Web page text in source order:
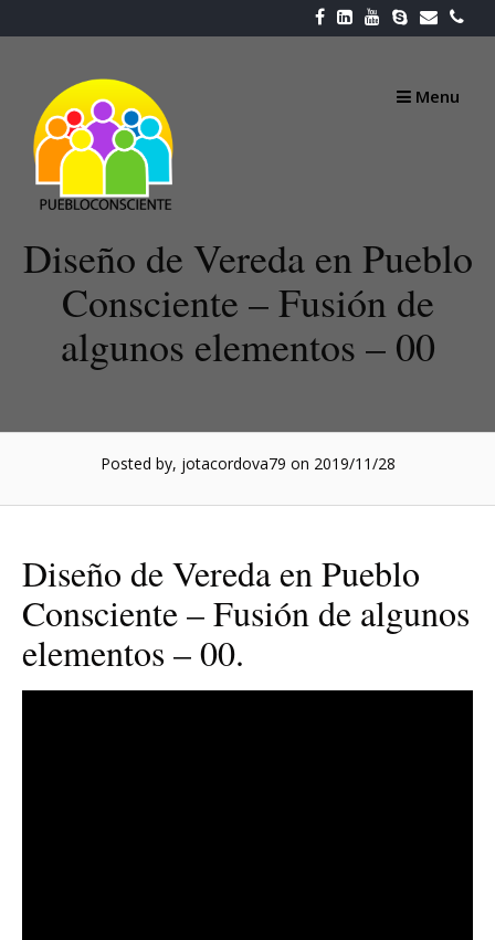
to
Menu
Diseño de Vereda en Pueblo
Consciente – Fusión de
algunos elementos – 00
Posted by, jotacordova79 on 2019/11/28
Diseño de Vereda en Pueblo
Consciente – Fusión de algunos
elementos – 00.